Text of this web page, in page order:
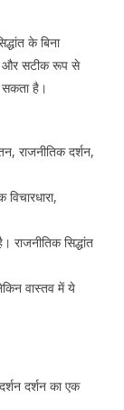
के बिना
से और सटीक रूप से
सकता है।
राजनीतिक दर्शन,
राजनीतिक सिद्धांत
वास्तव में ये
दर्शन का एक